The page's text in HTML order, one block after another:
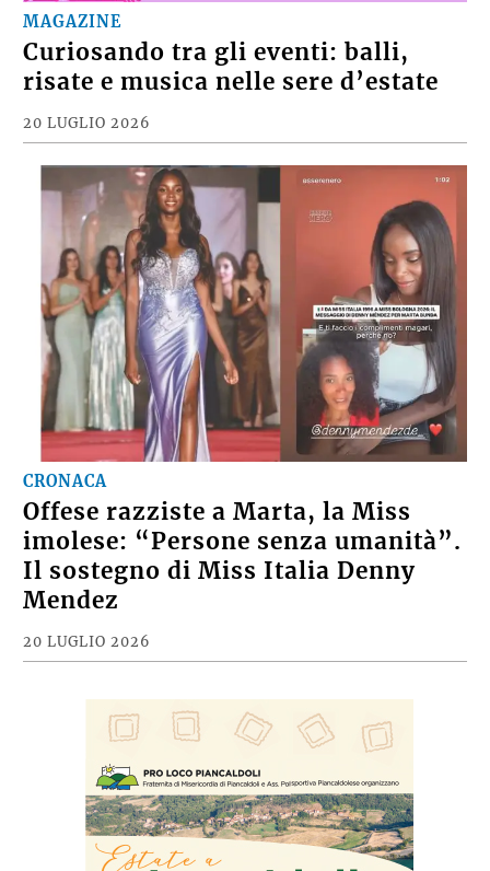
MAGAZINE
Curiosando tra gli eventi: balli,
risate e musica nelle sere d’estate
20 LUGLIO 2026
CRONACA
Offese razziste a Marta, la Miss
imolese: “Persone senza umanità”.
Il sostegno di Miss Italia Denny
Mendez
20 LUGLIO 2026